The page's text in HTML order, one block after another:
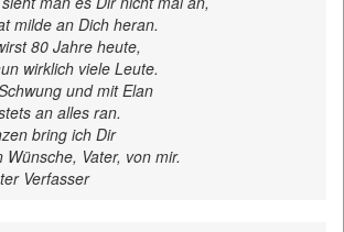
milde an Dich heran.
80 Jahre heute,
wirklich viele Leute.
und mit Elan
an alles ran.
bring ich Dir
Wünsche, Vater, von mir.
Verfasser